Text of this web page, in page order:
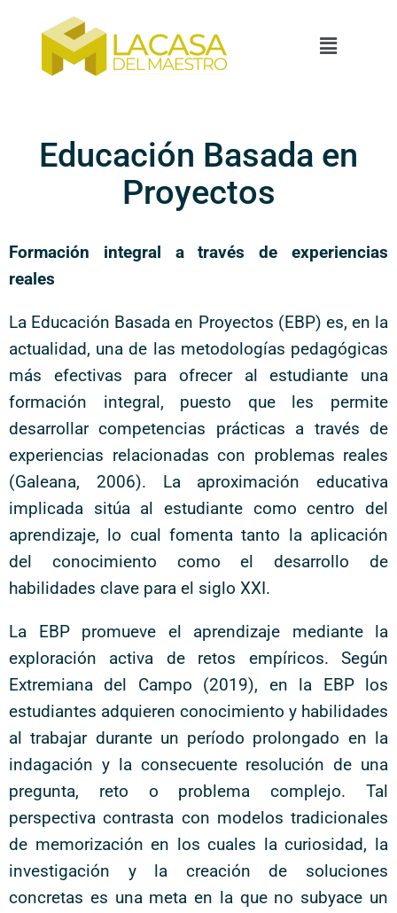
Educación Basada en
Proyectos
Formación integral a través de experiencias
reales
La Educación Basada en Proyectos (EBP) es, en la
actualidad, una de las metodologías pedagógicas
más efectivas para ofrecer al estudiante una
formación integral, puesto que les permite
desarrollar competencias prácticas a través de
experiencias relacionadas con problemas reales
(Galeana, 2006). La aproximación educativa
implicada sitúa al estudiante como centro del
aprendizaje, lo cual fomenta tanto la aplicación
del conocimiento como el desarrollo de
habilidades clave para el siglo XXI.
La EBP promueve el aprendizaje mediante la
exploración activa de retos empíricos. Según
Extremiana del Campo (2019), en la EBP los
estudiantes adquieren conocimiento y habilidades
al trabajar durante un período prolongado en la
indagación y la consecuente resolución de una
pregunta, reto o problema complejo. Tal
perspectiva contrasta con modelos tradicionales
de memorización en los cuales la curiosidad, la
investigación y la creación de soluciones
concretas es una meta en la que no subyace un